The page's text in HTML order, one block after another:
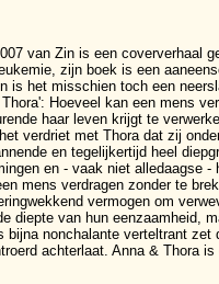
van Zin is een coververhaal
zijn boek is een
is het misschien toch een
Hoeveel kan een mens
haar leven krijgt te
verdriet met Thora dat zij
en tegelijkertijd heel
en - vaak niet alledaagse
mens verdragen zonder te
vermogen om
diepte van hun eenzaamheid,
bijna nonchalante verteltrant zet
achterlaat. Anna & Thora